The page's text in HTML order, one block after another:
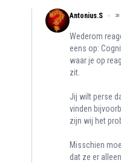
Antonius.S 20
Wederom
eens op:
waar je op
zit.
Jij wilt perse
vinden
zijn wij het
Misschien
dat ze er